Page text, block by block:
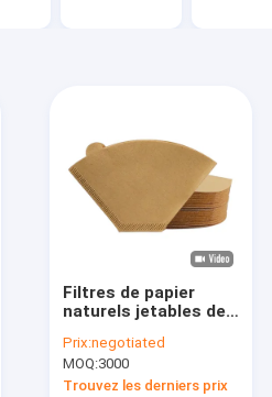
Filtres de papier
naturels jetables de
de cône de catégorie
comestible
Prix:negotiated
MOQ:3000
Trouvez les derniers prix